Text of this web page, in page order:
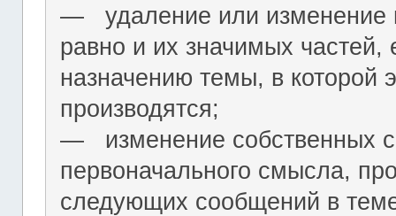
― удаление или изменение
равно и их значимых частей,
назначению темы, в которой
производятся;
― изменение собственных
первоначального смысла,
следующих сообщений в